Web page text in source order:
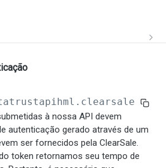
por TransactionID
- PACK
à nossa API devem
autenticação gerado através de um
ser fornecidos pela ClearSale.
token retornamos seu tempo de